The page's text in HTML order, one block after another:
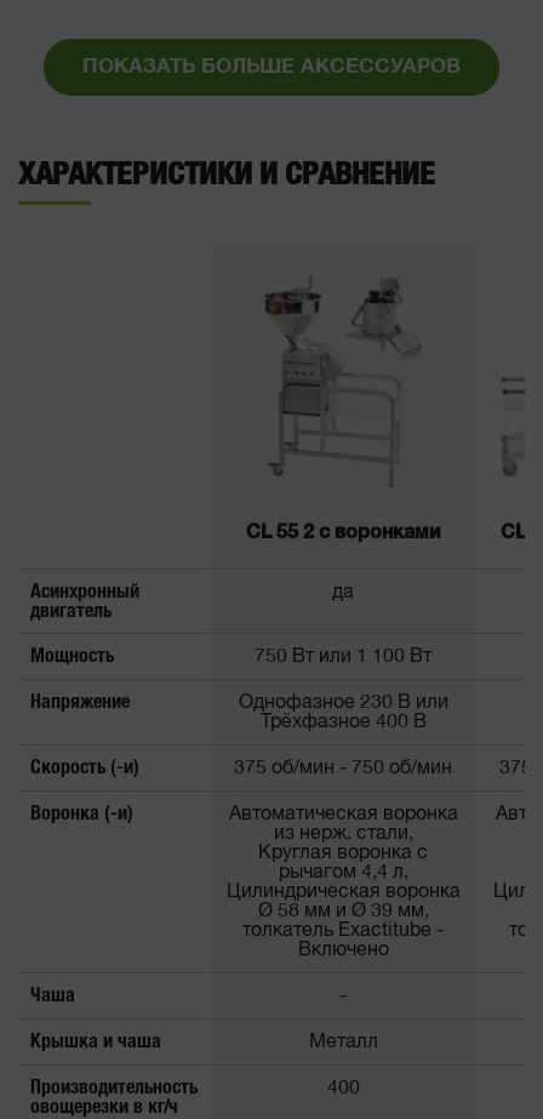
ПОКАЗАТЬ БОЛЬШЕ АКСЕССУАРОВ
ХАРАКТЕРИСТИКИ И СРАВНЕНИЕ
CL 55 2 с воронками CL
Асинхронный
двигатель
да
Мощность 750 Вт или 1 100 Вт
Напряжение
Однофазное 230 В или
Трёхфазное 400 В
Скорость (-и) 375 об/мин - 750 об/мин 375
Воронка (-и)
Автоматическая воронка
из нерж. стали,
Круглая воронка с
рычагом 4,4 л,
Цилиндрическая воронка
Ø 58 мм и Ø 39 мм,
толкатель Exactitube -
Включено
Чаша -
Крышка и чаша Металл
Производительность
овощерезки в кг/ч
400